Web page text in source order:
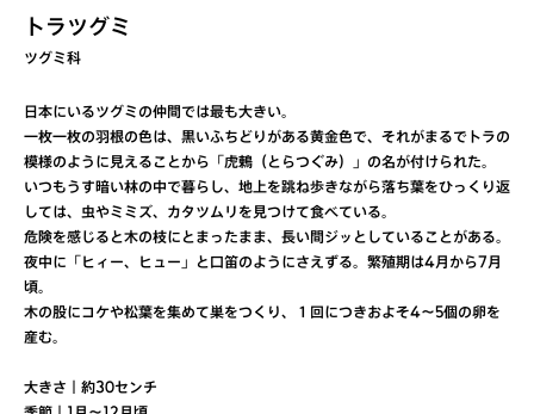
トラツグミ
ツグミ科
日本にいるツグミの仲間では最も大きい。
一枚一枚の羽根の色は、黒いふちどりがある黄金色で、それがまるでトラの
模様のように見えることから「虎鶇（とらつぐみ）」の名が付けられた。
いつもうす暗い林の中で暮らし、地上を跳ね歩きながら落ち葉をひっくり返
しては、虫やミミズ、カタツムリを見つけて食べている。
危険を感じると木の枝にとまったまま、長い間ジッとしていることがある。
夜中に「ヒィー、ヒュー」と口笛のようにさえずる。繁殖期は4月から7月
頃。
木の股にコケや松葉を集めて巣をつくり、１回につきおよそ4～5個の卵を
産む。
大きさ｜約30センチ